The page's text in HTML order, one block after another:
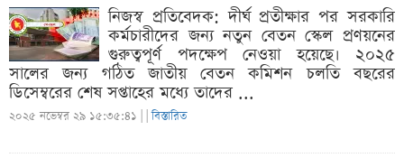
নিজস্ব প্রতিবেদক: দীর্ঘ প্রতীক্ষার পর সরকারি
কর্মচারীদের জন্য নতুন বেতন স্কেল প্রণয়নের
গুরুত্বপূর্ণ পদক্ষেপ নেওয়া হয়েছে। ২০২৫
সালের জন্য গঠিত জাতীয় বেতন কমিশন চলতি বছরের
ডিসেম্বরের শেষ সপ্তাহের মধ্যে তাদের ...
২০২৫ নভেম্বর ২৯ ১৫:৩৫:৪১ | |বিস্তারিত